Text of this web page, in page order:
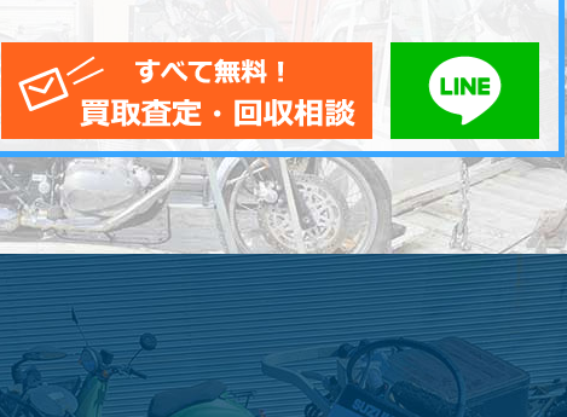
956-684 メールでお問い合わせ